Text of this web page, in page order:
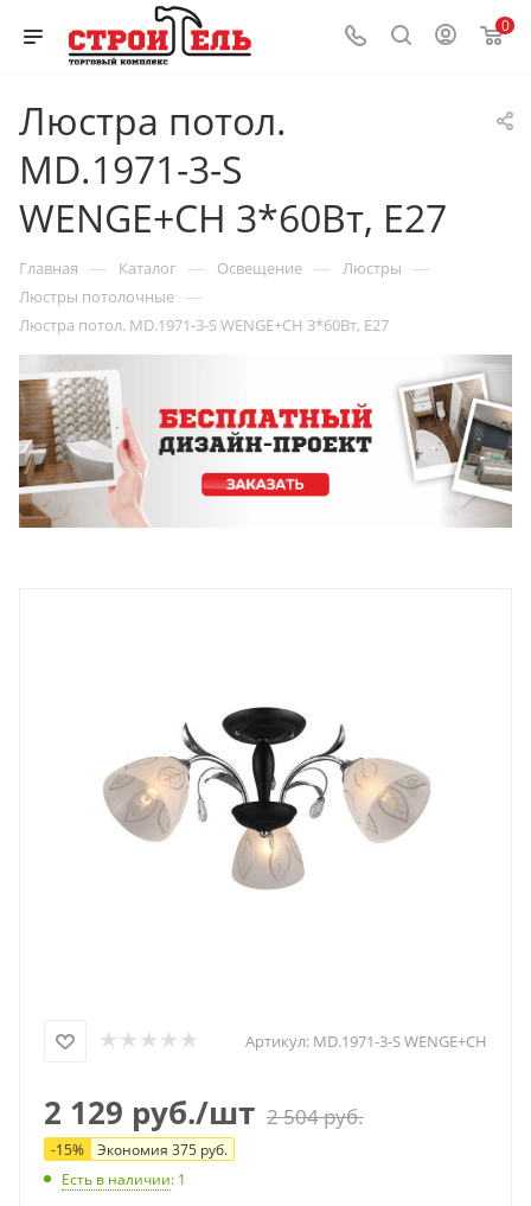
0
Люстра потол.
MD.1971-3-S
WENGE+CH 3*60Вт, Е27
Главная — Каталог — Освещение — Люстры —
Люстры потолочные —
Люстра потол. MD.1971-3-S WENGE+CH 3*60Вт, Е27
Артикул: MD.1971-3-S WENGE+CH
2 129 руб./шт 2 504руб.
-15% Экономия 375 руб.
Есть в наличии: 1